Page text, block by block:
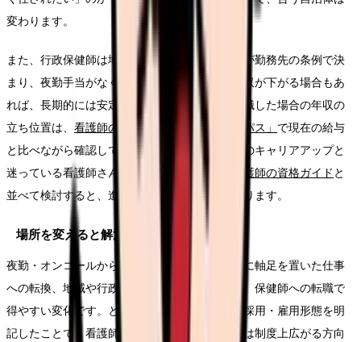
変わります。
また、行政保健師は地方公務員のため給与体系が勤務先の条例で決
まり、夜勤手当がなくなる分、病棟勤務より年収が下がる場合もあ
れば、長期的には安定する場合もあります。転職した場合の年収の
立ち位置は、 看護師の適正年収診断「給料コンパス」 で現在の給与
と比べながら確認してみてください。病院内でのキャリアアップと
迷っている看護師さんは、
認定看護師・専門看護師の資格ガイド と
並べて検討すると、進む方向を整理しやすくなります。
場所を変えると解決しやすいこと
夜勤・オンコールから離れた生活リズム、予防に軸足を置いた仕事
への転換、地域や行政の仕組みに関わる経験は、保健師への転職で
得やすい変化です。とくに今回の通知が多様な採用・雇用形態を明
記したことで、看護師経験者の中途採用の門戸は制度上広がる方向